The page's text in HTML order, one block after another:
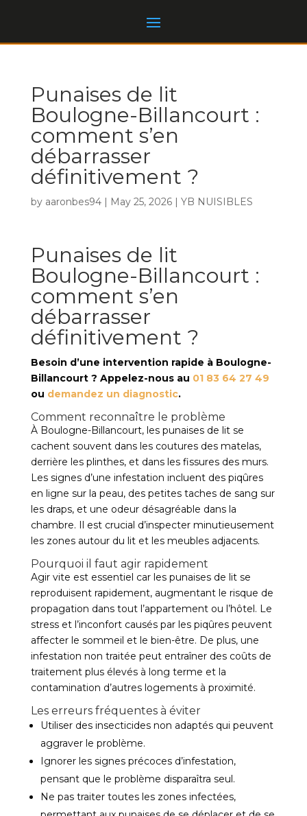
Punaises de lit
Boulogne-Billancourt :
comment s’en
débarrasser
définitivement ?
by aaronbes94| May 25, 2026| YB NUISIBLES
Punaises de lit
Boulogne-Billancourt :
comment s’en
débarrasser
définitivement ?
Besoin d’une intervention rapide à Boulogne-
Billancourt ? Appelez-nous au 01 83 64 27 49
ou demandez un diagnostic.
Comment reconnaître le problème
À Boulogne-Billancourt, les punaises de lit se
cachent souvent dans les coutures des matelas,
derrière les plinthes, et dans les fissures des murs.
Les signes d’une infestation incluent des piqûres
en ligne sur la peau, des petites taches de sang sur
les draps, et une odeur désagréable dans la
chambre. Il est crucial d’inspecter minutieusement
les zones autour du lit et les meubles adjacents.
Pourquoi il faut agir rapidement
Agir vite est essentiel car les punaises de lit se
reproduisent rapidement, augmentant le risque de
propagation dans tout l’appartement ou l’hôtel. Le
stress et l’inconfort causés par les piqûres peuvent
affecter le sommeil et le bien-être. De plus, une
infestation non traitée peut entraîner des coûts de
traitement plus élevés à long terme et la
contamination d’autres logements à proximité.
Les erreurs fréquentes à éviter
Utiliser des insecticides non adaptés qui peuvent
aggraver le problème.
Ignorer les signes précoces d’infestation,
pensant que le problème disparaîtra seul.
Ne pas traiter toutes les zones infectées,